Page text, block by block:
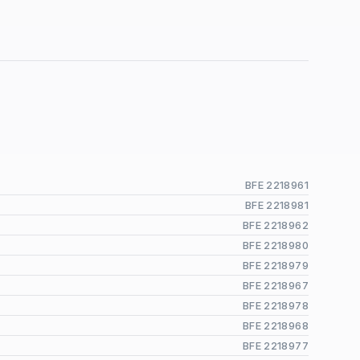
BFE 2218961
BFE 2218981
BFE 2218962
BFE 2218980
BFE 2218979
BFE 2218967
BFE 2218978
BFE 2218968
BFE 2218977